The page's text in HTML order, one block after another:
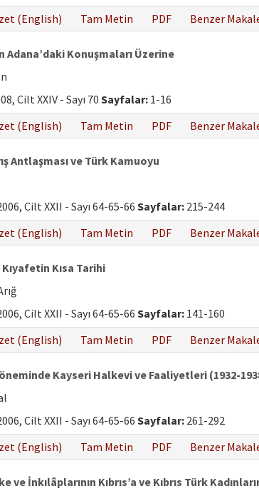
(English) Tam Metin PDF Benzer
Adana’daki Konuşmaları Üzerine
Cilt XXIV - Sayı 70 Sayfalar: 1-16
(English) Tam Metin PDF Benzer
Antlaşması ve Türk Kamuoyu
Cilt XXII - Sayı 64-65-66 Sayfalar: 215-244
(English) Tam Metin PDF Benzer
Kısa Tarihi
Cilt XXII - Sayı 64-65-66 Sayfalar: 141-160
(English) Tam Metin PDF Benzer
Kayseri Halkevi ve Faaliyetleri (1932-
Cilt XXII - Sayı 64-65-66 Sayfalar: 261-292
(English) Tam Metin PDF Benzer
ve İnkılâplarının Kıbrıs’a ve Kıbrıs Türk